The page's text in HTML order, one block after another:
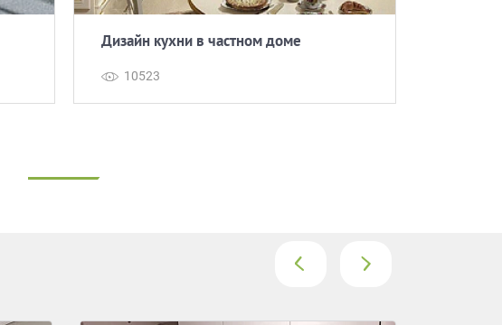
Дизайн кухни в частном доме
10523